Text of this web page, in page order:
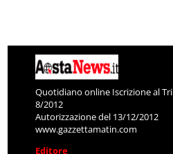
Quotidiano online Iscrizione al
8/2012
Autorizzazione del 13/12/2012
www.gazzettamatin.com
Editore